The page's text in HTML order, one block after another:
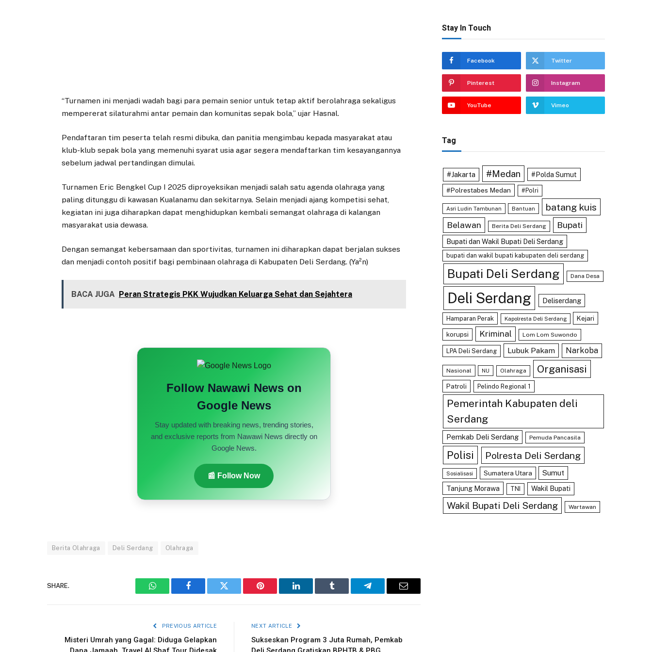
“Turnamen ini menjadi wadah bagi para pemain senior untuk tetap aktif berolahraga sekaligus
mempererat silaturahmi antar pemain dan komunitas sepak bola,” ujar Hasnal.
Pendaftaran tim peserta telah resmi dibuka, dan panitia mengimbau kepada masyarakat atau
klub-klub sepak bola yang memenuhi syarat usia agar segera mendaftarkan tim kesayangannya
sebelum jadwal pertandingan dimulai.
Turnamen Eric Bengkel Cup I 2025 diproyeksikan menjadi salah satu agenda olahraga yang
paling ditunggu di kawasan Kualanamu dan sekitarnya. Selain menjadi ajang kompetisi sehat,
kegiatan ini juga diharapkan dapat menghidupkan kembali semangat olahraga di kalangan
masyarakat usia dewasa.
Dengan semangat kebersamaan dan sportivitas, turnamen ini diharapkan dapat berjalan sukses
dan menjadi contoh positif bagi pembinaan olahraga di Kabupaten Deli Serdang. (Ya²n)
BACA JUGA Peran Strategis PKK Wujudkan Keluarga Sehat dan Sejahtera
Follow Nawawi News on
Google News
Stay updated with breaking news, trending stories,
and exclusive reports from Nawawi News directly on
Google News.
📰 Follow Now
Berita Olahraga Deli Serdang Olahraga
SHARE.
WhatsAppFacebook Twitter Pinterest LinkedIn Tumblr Telegram Email
PREVIOUS ARTICLE
Misteri Umrah yang Gagal: Diduga Gelapkan
NEXT ARTICLE
Sukseskan Program 3 Juta Rumah, Pemkab
Stay In Touch
Facebook Twitter
Pinterest Instagram
YouTube Vimeo
Tag
#Jakarta #Medan #Polda Sumut
#Polrestabes Medan #Polri
Asri Ludin Tambunan Bantuan batang kuis
Belawan Berita Deli Serdang Bupati
Bupati dan Wakil Bupati Deli Serdang
bupati dan wakil bupati kabupaten deli serdang
Bupati Deli Serdang Dana Desa
Deli Serdang Deliserdang
Hamparan Perak Kapolresta Deli Serdang Kejari
korupsi Kriminal Lom Lom Suwondo
LPA Deli Serdang Lubuk Pakam Narkoba
Nasional NU Olahraga Organisasi
Patroli Pelindo Regional 1
Pemerintah Kabupaten deli
Serdang
Pemkab Deli Serdang Pemuda Pancasila
Polisi Polresta Deli Serdang
Sosialisasi Sumatera Utara
Sumut
Tanjung Morawa
TNI Wakil Bupati
Wakil Bupati Deli Serdang Wartawan